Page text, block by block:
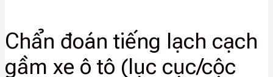
Chẩn đoán tiếng lạch cạch
gầm xe ô tô (lục cục/cộc